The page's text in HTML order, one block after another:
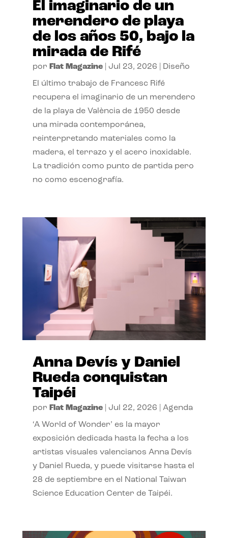
El imaginario de un
merendero de playa
de los años 50, bajo la
mirada de Rifé
por Flat Magazine| Jul 23, 2026 Diseño
El último trabajo de Francesc Rifé
recupera el imaginario de un merendero
de la playa de València de 1950 desde
una mirada contemporánea,
reinterpretando materiales como la
madera, el terrazo y el acero inoxidable.
La tradición como punto de partida pero
no como escenografía.
Anna Devís y Daniel
Rueda conquistan
Taipéi
por Flat Magazine| Jul 22, 2026 Agenda
‘A World of Wonder’ es la mayor
exposición dedicada hasta la fecha a los
artistas visuales valencianos Anna Devís
y Daniel Rueda, y puede visitarse hasta el
28 de septiembre en el National Taiwan
Science Education Center de Taipéi.